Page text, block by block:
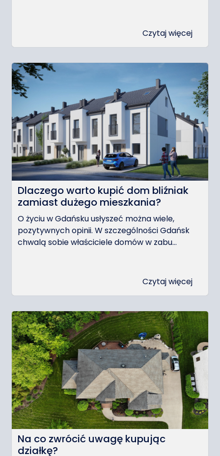
Czytaj więcej
Dlaczego warto kupić dom bliźniak
zamiast dużego mieszkania?
O życiu w Gdańsku usłyszeć można wiele,
pozytywnych opinii. W szczególności Gdańsk
chwalą sobie właściciele domów w zabu...
Czytaj więcej
Na co zwrócić uwagę kupując
działkę?